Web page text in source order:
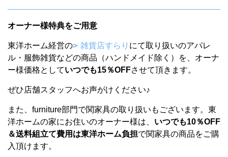
オーナー様特典をご用意
東洋ホーム経営の 雑貨店すらり にて取り扱いのアパレ
ル・服飾雑貨などの商品（ハンドメイド除く）を、オーナ
ー様価格としていつでも15％OFFさせて頂きます。
ぜひ店舗スタッフへお声がけください♪
また、furniture部門で関家具の取り扱いもございます。東
洋ホームの家にお住いのオーナー様は、 いつでも10％OFF
＆送料組立て費用は東洋ホーム負担で関家具の商品をご購
入頂けます。